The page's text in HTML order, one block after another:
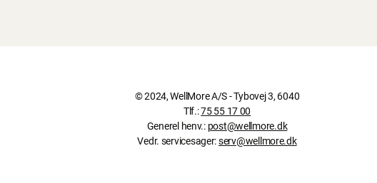
© 2024, WellMore A/S - Tybovej 3, 6040
Tlf.:75 55 17 00
Generel henv.: post@wellmore.dk
Vedr. servicesager:serv@wellmore.dk